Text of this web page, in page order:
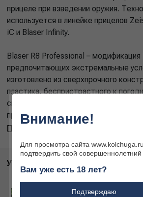
прицеле при взведении оружия.
используется в линейке прицелов
iC и Blaser Infinity.
Blaser R8 Professional – модификация
предпочитающих экстремальные
изготовлено из сверхпрочного
пластика, беспристрастного к
специальные вставки из эластичного
предотвращают скольжение оружия
Подробнее
УСЛУГИ
Внимание!
Для просмотра сайта
подтвердить свой совершеннолетний
Вам уже есть 18 лет?
Подтверждаю